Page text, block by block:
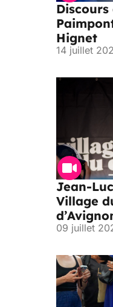
Hignet
14 juillet
Jean-
Village
09 juillet